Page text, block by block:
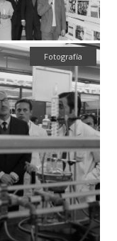
Fotografía